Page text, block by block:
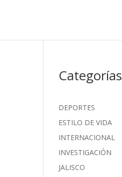
Categorías
DEPORTES
ESTILO DE VIDA
INTERNACIONAL
INVESTIGACIÓN
JALISCO